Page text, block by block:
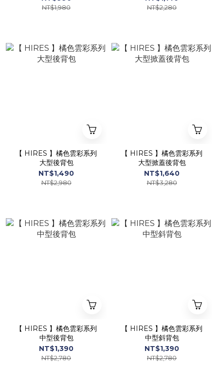
NT$1,980 NT$2,280
【 HIRES 】橘色雲彩系列
大型後背包
NT$1,490
NT$2,980
【 HIRES 】橘色雲彩系列
大型掀蓋後背包
NT$1,640
NT$3,280
【 HIRES 】橘色雲彩系列
中型後背包
NT$1,390
NT$2,780
【 HIRES 】橘色雲彩系列
中型斜背包
NT$1,390
NT$2,780